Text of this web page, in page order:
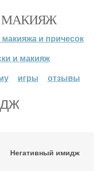
МАКИЯЖ
и причесок
и макияж
игры отзывы
Негативный имидж